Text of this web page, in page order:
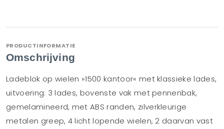
PRODUCTINFORMATIE
Omschrijving
Ladeblok op wielen »1500 kantoor« met klassieke lades,
uitvoering: 3 lades, bovenste vak met pennenbak,
gemelamineerd, met ABS randen, zilverkleurige
metalen greep, 4 licht lopende wielen, 2 daarvan vast